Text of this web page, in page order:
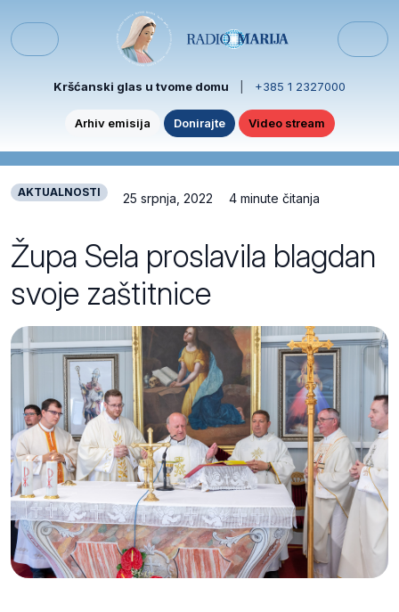
Menu
Kršćanski glas u tvome domu +385 1 2327000
Arhiv emisija Donirajte Video stream
AKTUALNOSTI 25 srpnja, 2022 4 minute čitanja
Župa Sela proslavila blagdan
svoje zaštitnice